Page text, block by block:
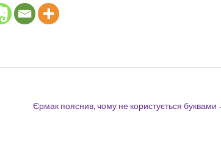
Єрмак пояснив, чому не користується буквами